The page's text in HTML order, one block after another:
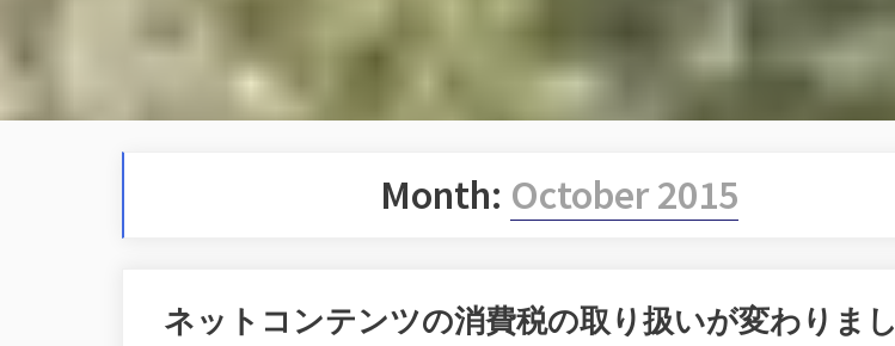
Month: October 2015
ネットコンテンツの消費税の取り扱いが変わりまし